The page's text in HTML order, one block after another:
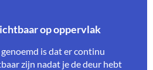
op oppervlak
is dat er continu
zijn nadat je de deur hebt